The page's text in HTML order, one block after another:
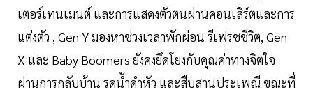
เตอร์เทนเมนต์ และการแสดงตัวตนผ่านคอนเสิร์ตและการ
แต่งตัว , Gen Y มองหาช่วงเวลาพักผ่อน รีเฟรชชีวิต, Gen
X และ Baby Boomers ยังคงยึดโยงกับคุณค่าทางจิตใจ
ผ่านการกลับบ้าน รดน้ำดำหัว และสืบสานประเพณี ขณะที่